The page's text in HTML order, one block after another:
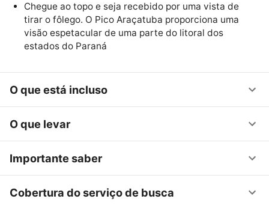
Chegue ao topo e seja recebido por uma vista de
tirar o fôlego. O Pico Araçatuba proporciona uma
visão espetacular de uma parte do litoral dos
estados do Paraná
O que está incluso
O que levar
Importante saber
Cobertura do serviço de busca